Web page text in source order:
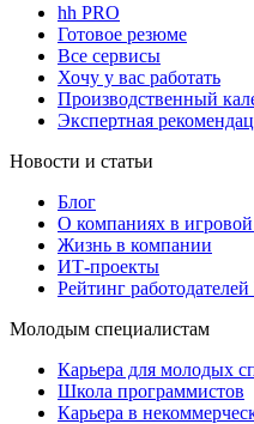
hh PRO
Готовое резюме
Все сервисы
Хочу у вас работать
Производственный
Экспертная
Новости и статьи
Блог
О компаниях в
Жизнь в компании
ИТ-проекты
Рейтинг
Молодым специалистам
Карьера для молодых
Школа программистов
Карьера в